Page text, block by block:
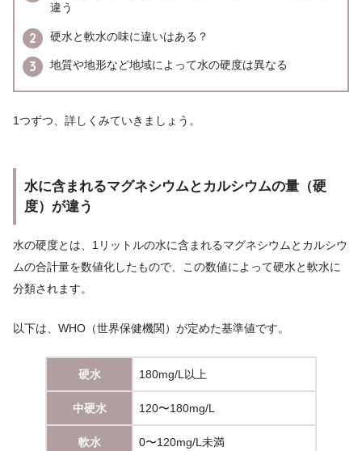
違う
硬水と軟水の味に違いはある？
地質や地形など地域によって水の硬度は異なる
1つずつ、詳しくみていきましょう。
水に含まれるマグネシウムとカルシウムの量（硬
度）が違う
水の硬度とは、1リットルの水に含まれるマグネシウムとカルシウ
ムの合計量を数値化したもので、この数値によって硬水と軟水に
分類されます。
以下は、WHO（世界保健機関）が定めた基準値です。
硬水 180mg/L以上
中硬水 120〜180mg/L
軟水 0〜120mg/L未満